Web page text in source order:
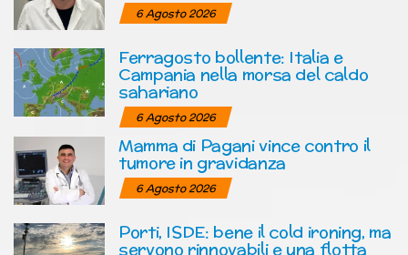
6 Agosto 2026
Ferragosto bollente: Italia e
Campania nella morsa del caldo
sahariano
6 Agosto 2026
Mamma di Pagani vince contro il
tumore in gravidanza
6 Agosto 2026
Porti, ISDE: bene il cold ironing, ma
servono rinnovabili e una flotta